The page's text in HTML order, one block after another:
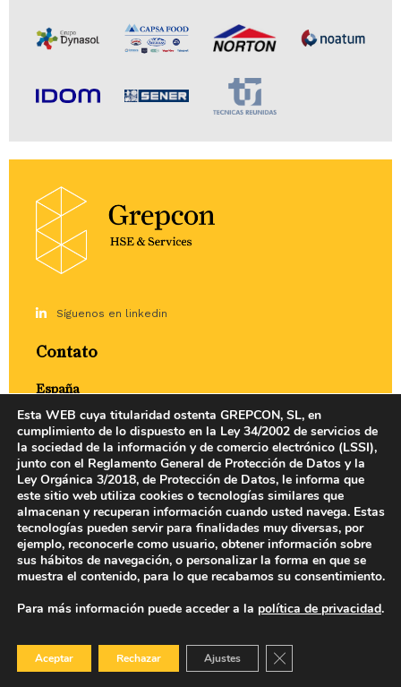
Síguenos en linkedin
Contato
España
Calle Castilla 1, 2º
39002 Santander
spain@grepcon.com
Portugal
Rúa julio Dinis, 247 Edificio Mota-Galiza Piso 5, E.1
4050-Porto
portugal@grepcon.com
Esta WEB cuya titularidad ostenta GREPCON, SL, en
cumplimiento de lo dispuesto en la Ley 34/2002 de servicios de
la sociedad de la información y de comercio electrónico (LSSI),
junto con el Reglamento General de Protección de Datos y la
Ley Orgánica 3/2018, de Protección de Datos, le informa que
este sitio web utiliza cookies o tecnologías similares que
almacenan y recuperan información cuando usted navega. Estas
tecnologías pueden servir para finalidades muy diversas, por
ejemplo, reconocerle como usuario, obtener información sobre
sus hábitos de navegación, o personalizar la forma en que se
muestra el contenido, para lo que recabamos su consentimiento.
Para más información puede acceder a la política de privacidad.
Aceptar Rechazar Ajustes Close GDPR Cookie